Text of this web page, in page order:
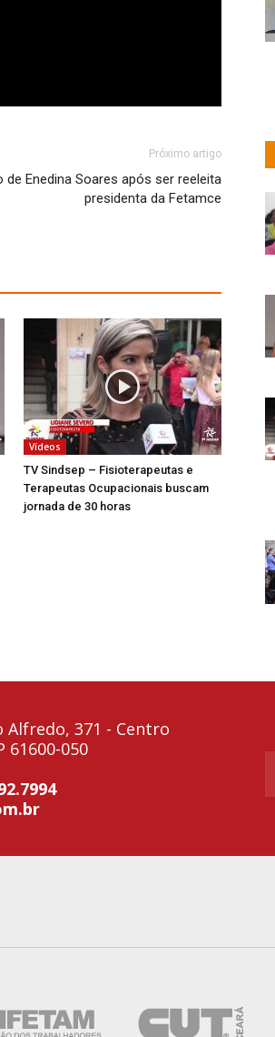
Próximo artigo
de Enedina Soares após ser reeleita
presidenta da Fetamce
Vídeos
TV Sindsep – Fisioterapeutas e
Terapeutas Ocupacionais buscam
jornada de 30 horas
Alfredo, 371 - Centro
61600-050